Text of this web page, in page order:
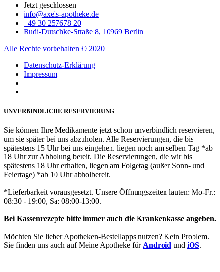
Jetzt geschlossen
info@axels-apotheke.de
+49 30 257678 20
Rudi-Dutschke-Straße 8, 10969 Berlin
Alle Rechte vorbehalten © 2020
Datenschutz-Erklärung
Impressum
UNVERBINDLICHE RESERVIERUNG
Sie können Ihre Medikamente jetzt schon unverbindlich reservieren,
um sie später bei uns abzuholen. Alle Reservierungen, die bis
spätestens 15 Uhr bei uns eingehen, liegen noch am selben Tag *ab
18 Uhr zur Abholung bereit. Die Reservierungen, die wir bis
spätestens 18 Uhr erhalten, liegen am Folgetag (außer Sonn- und
Feiertage) *ab 10 Uhr abholbereit.
*Lieferbarkeit vorausgesetzt. Unsere Öffnungszeiten lauten: Mo-Fr.:
08:30 - 19:00, Sa: 08:00-13:00.
Bei Kassenrezepte bitte immer auch die Krankenkasse angeben.
Möchten Sie lieber Apotheken-Bestellapps nutzen? Kein Problem.
Sie finden uns auch auf Meine Apotheke für Android und iOS.